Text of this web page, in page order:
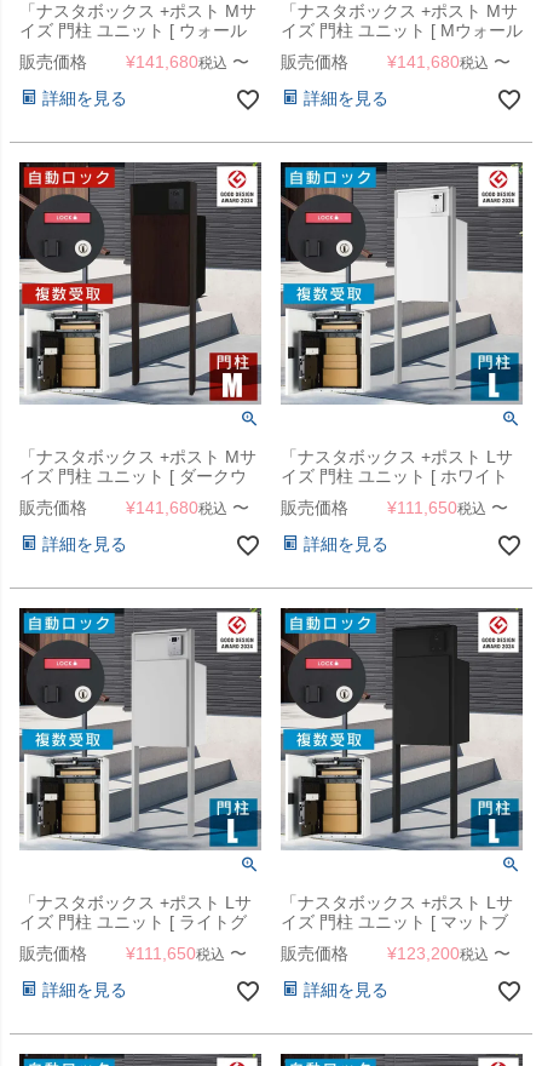
「ナスタボックス +ポスト Mサ
イズ 門柱 ユニット [ ウォール
ナット ]」 機能門柱
販売価格 ¥141,680税込 〜
詳細を見る
「ナスタボックス +ポスト Mサ
イズ 門柱 ユニット [ Mウォール
ナット ]」 機能門柱
販売価格 ¥141,680税込 〜
詳細を見る
「ナスタボックス +ポスト Mサ
イズ 門柱 ユニット [ ダークウ
ッド ]」 機能門柱
販売価格 ¥141,680税込 〜
詳細を見る
「ナスタボックス +ポスト Lサ
イズ 門柱 ユニット [ ホワイト
]」 機能門柱
販売価格 ¥111,650税込 〜
詳細を見る
「ナスタボックス +ポスト Lサ
イズ 門柱 ユニット [ ライトグ
レー ]」 機能門柱
販売価格 ¥111,650税込 〜
詳細を見る
「ナスタボックス +ポスト Lサ
イズ 門柱 ユニット [ マットブ
ラック ]」 機能門柱
販売価格 ¥123,200税込 〜
詳細を見る